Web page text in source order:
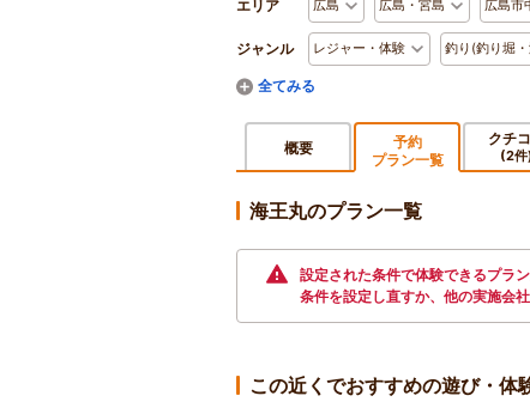
エリア 広島 広島・宮島 広島市
ジャンル レジャー・体験 釣り(釣り堀
概要
予約
プラン一覧
クチ
(2
海王丸のプラン一覧
設定された条件で体験できるプラ
条件を設定し直すか、他の実施会
この近くでおすすめの遊び・体